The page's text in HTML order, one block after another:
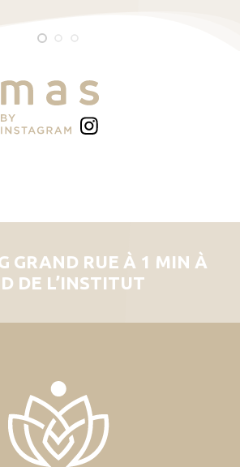
GRAND RUE À 1 MIN À
DE L’INSTITUT